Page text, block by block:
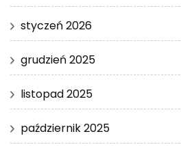
styczeń 2026
grudzień 2025
listopad 2025
październik 2025